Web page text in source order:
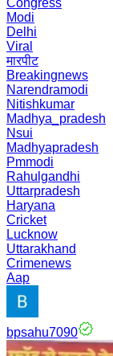
Congress
Modi
Delhi
Viral
मारपीट
Breakingnews
Narendramodi
Nitishkumar
Madhya_pradesh
Nsui
Madhyapradesh
Pmmodi
Rahulgandhi
Uttarpradesh
Haryana
Cricket
Lucknow
Uttarakhand
Crimenews
Aap
bpsahu7090